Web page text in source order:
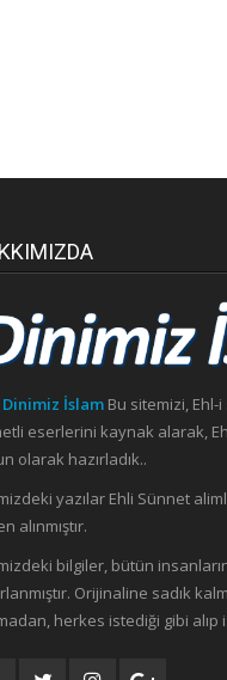
Dinimiz İslam Bu sitemizi,
eserlerini kaynak alarak,
olarak hazırladık..
yazılar Ehli Sünnet
alınmıştır.
bilgiler, bütün
Orijinaline sadık
herkes istediği gibi